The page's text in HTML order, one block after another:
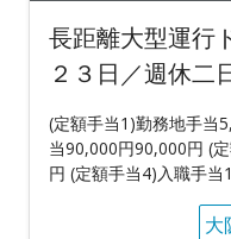
長距離大型運行
２３日／週休二
(定額手当1)勤務地手当
当90,000円90,000円 (
円 (定額手当4)入職手当1
大